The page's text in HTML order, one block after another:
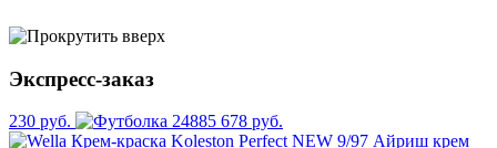
Экспресс-заказ
230 руб. 678 руб.